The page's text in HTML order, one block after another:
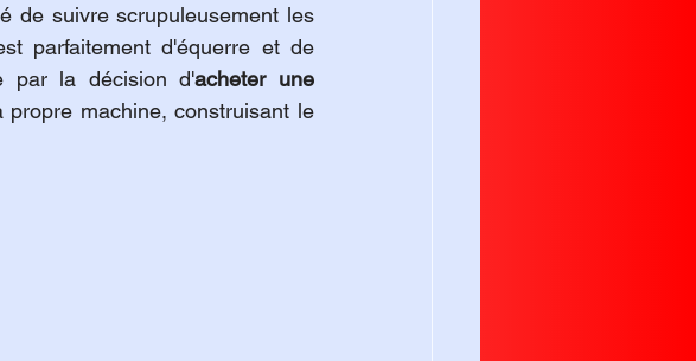
de suivre scrupuleusement les
parfaitement d'équerre et de
par la décision d'acheter une
machine, construisant le